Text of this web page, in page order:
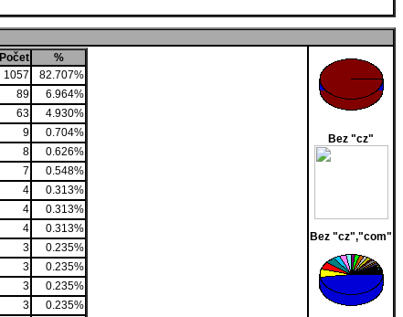
Počet
%
1057
82.707%
89
6.964%
63
4.930%
9
0.704%
8
0.626%
7
0.548%
4
0.313%
4
0.313%
4
0.313%
3
0.235%
3
0.235%
3
0.235%
3
0.235%
Bez "cz"
Bez "cz","com"